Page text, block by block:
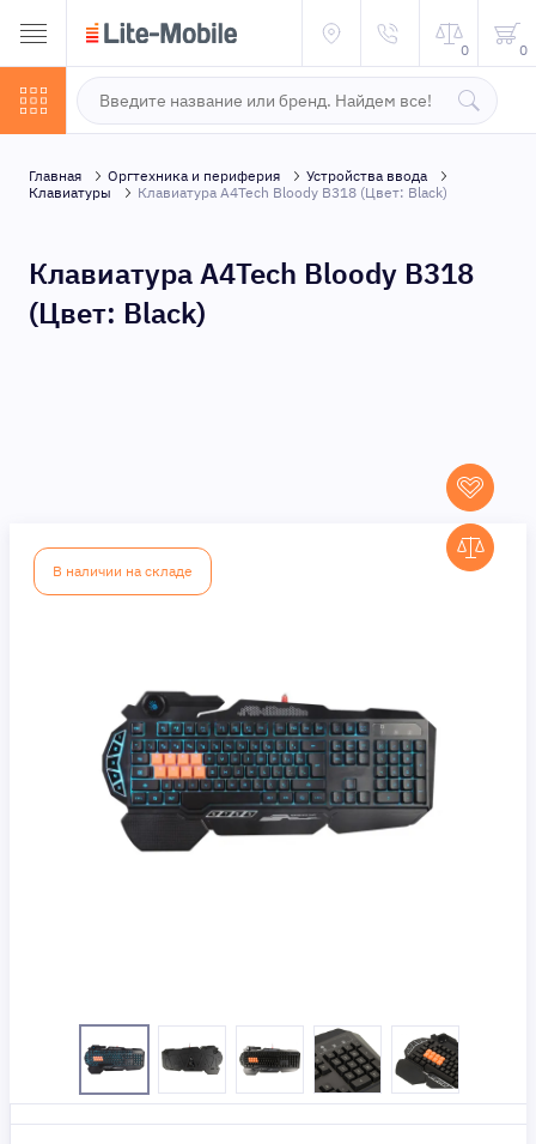
0 0
Главная Оргтехника и периферия
Устройства ввода
Клавиатуры
Клавиатура A4Tech Bloody B318 (Цвет: Black)
Клавиатура A4Tech Bloody B318
(Цвет: Black)
В наличии на складе